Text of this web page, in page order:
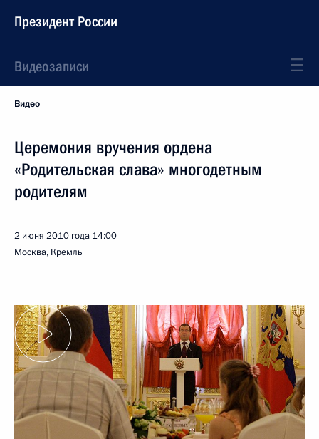
Президент России
Видеозаписи
Видео
Церемония вручения ордена
«Родительская слава» многодетным
родителям
2 июня 2010 года 14:00
Москва, Кремль